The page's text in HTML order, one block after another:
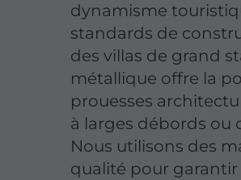
dynamisme
standards de
des villas de grand
métallique offre la
prouesses
à larges débords ou
Nous utilisons des
qualité pour